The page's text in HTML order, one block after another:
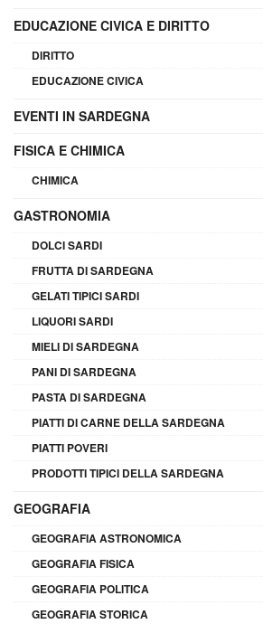
EDUCAZIONE CIVICA E DIRITTO
DIRITTO
EDUCAZIONE CIVICA
EVENTI IN SARDEGNA
FISICA E CHIMICA
CHIMICA
GASTRONOMIA
DOLCI SARDI
FRUTTA DI SARDEGNA
GELATI TIPICI SARDI
LIQUORI SARDI
MIELI DI SARDEGNA
PANI DI SARDEGNA
PASTA DI SARDEGNA
PIATTI DI CARNE DELLA SARDEGNA
PIATTI POVERI
PRODOTTI TIPICI DELLA SARDEGNA
GEOGRAFIA
GEOGRAFIA ASTRONOMICA
GEOGRAFIA FISICA
GEOGRAFIA POLITICA
GEOGRAFIA STORICA